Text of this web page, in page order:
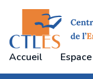
Accueil